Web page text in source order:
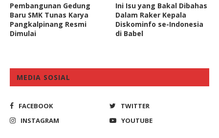
Pembangunan Gedung
Baru SMK Tunas Karya
Pangkalpinang Resmi
Dimulai
Ini Isu yang Bakal Dibahas
Dalam Raker Kepala
Diskominfo se-Indonesia
di Babel
MEDIA SOSIAL
FACEBOOK
TWITTER
INSTAGRAM
YOUTUBE